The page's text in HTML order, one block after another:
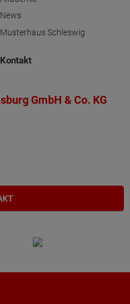
News
Musterhaus Schleswig
Kontakt
GmbH & Co. KG